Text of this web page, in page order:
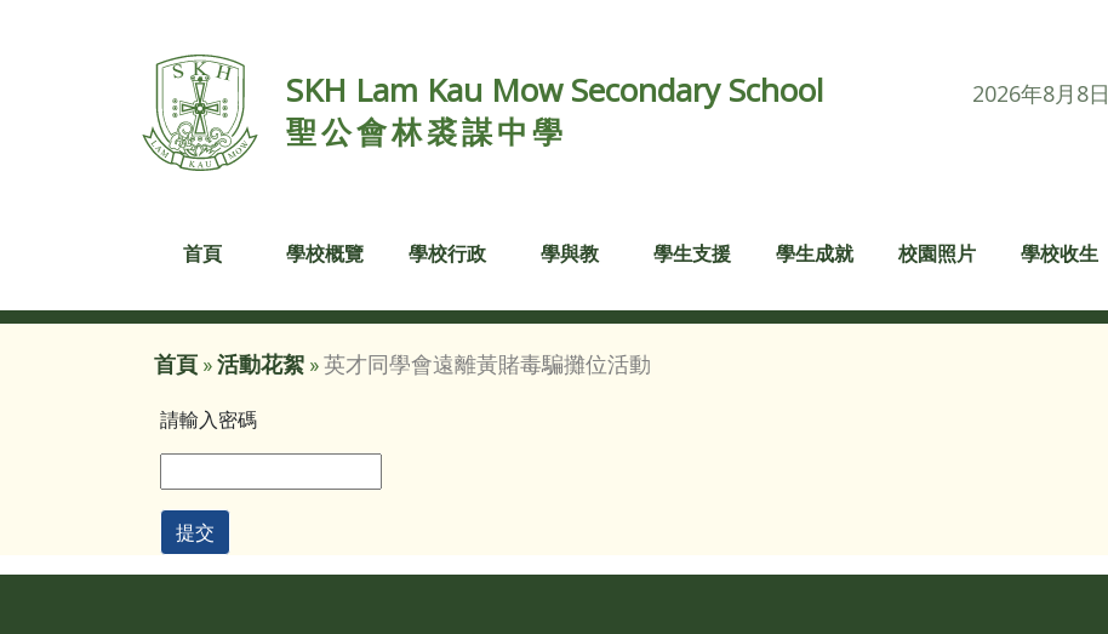
2026年8月8日
SKH Lam Kau Mow Secondary School
聖公會林裘謀中學
首頁 學校概覽 學校行政 學與教 學生支援 學生成就 校園照片 學校收生
首頁 »活動花絮 »英才同學會遠離黃賭毒騙攤位活動
請輸入密碼
提交